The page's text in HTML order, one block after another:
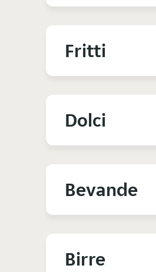
Fritti
Dolci
Bevande
Birre